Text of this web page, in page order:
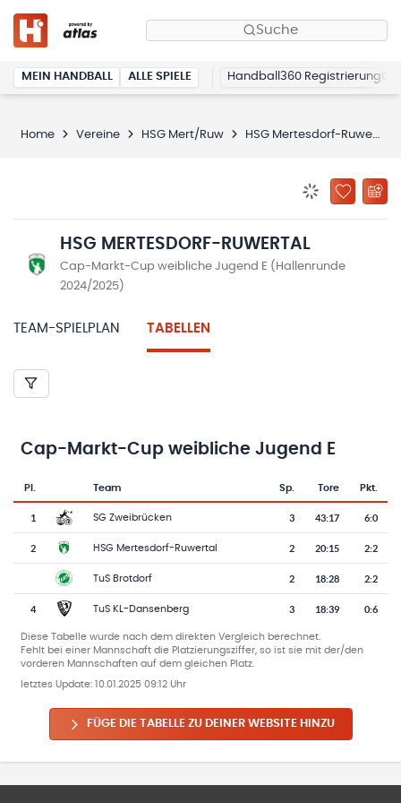
Suche
MEIN HANDBALL ALLE SPIELE Handball360 Registrierung
Home Vereine HSG Mert/Ruw HSG Mertesdorf-Ruwertal
ZU
HSG MERTESDORF-RUWERTAL
Cap-Markt-Cup weibliche Jugend E (Hallenrunde
2024/2025)
TEAM-SPIELPLAN TABELLEN
Cap-Markt-Cup weibliche Jugend E
Tabelle mit Vereinsplatzierungen, Spielen, Toren und Punkten
Pl.
Team-Logo
Team Sp. Tore Pkt.
1 SG Zweibrücken 3 43:17 6:0
2 HSG Mertesdorf-Ruwertal 2 20:15 2:2
TuS Brotdorf 2 18:28 2:2
4 TuS KL-Dansenberg 3 18:39 0:6
Diese Tabelle wurde nach dem direkten Vergleich berechnet.
Fehlt bei einer Mannschaft die Platzierungsziffer, so ist sie mit der/den
vorderen Mannschaften auf dem gleichen Platz.
letztes Update: 10.01.2025 09:12 Uhr
FÜGE DIE TABELLE ZU DEINER WEBSITE HINZU